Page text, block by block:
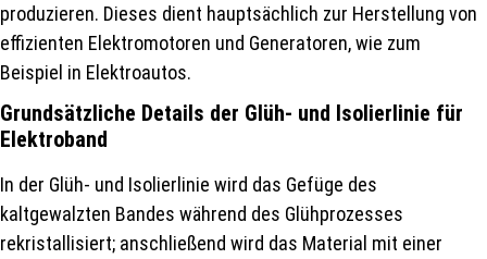
produzieren. Dieses dient hauptsächlich zur Herstellung von
effizienten Elektromotoren und Generatoren, wie zum
Beispiel in Elektroautos.
Grundsätzliche Details der Glüh- und Isolierlinie für
Elektroband
In der Glüh- und Isolierlinie wird das Gefüge des
kaltgewalzten Bandes während des Glühprozesses
rekristallisiert; anschließend wird das Material mit einer